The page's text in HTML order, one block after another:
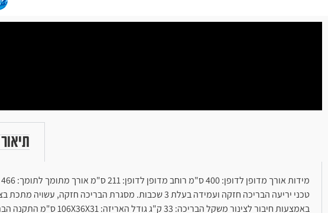
טכני יריעה הבריכה חזקה ועמידה בעלת 3 שכבות.